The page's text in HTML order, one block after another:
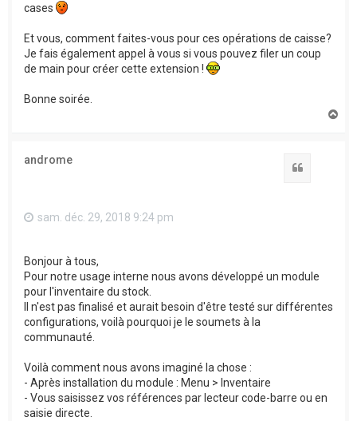
cases
Et vous, comment faites-vous pour ces opérations de caisse?
Je fais également appel à vous si vous pouvez filer un coup
de main pour créer cette extension !
Bonne soirée.
androme
sam. déc. 29, 2018 9:24 pm
Bonjour à tous,
Pour notre usage interne nous avons développé un module
pour l'inventaire du stock.
Il n'est pas finalisé et aurait besoin d'être testé sur différentes
configurations, voilà pourquoi je le soumets à la
communauté.
Voilà comment nous avons imaginé la chose :
- Après installation du module : Menu > Inventaire
- Vous saisissez vos références par lecteur code-barre ou en
saisie directe.